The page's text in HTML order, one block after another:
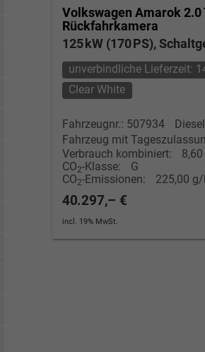
Volkswagen Amarok 2.0
Rückfahrkamera
125 kW (170 PS),
unverbindliche Lieferzeit:
Clear White
Fahrzeugnr.: 507934
Diesel
Fahrzeug mit
Verbrauch kombiniert:
CO2-Klasse:
G
CO2-Emissionen: 225,00
40.297,– €
incl. 19% MwSt.